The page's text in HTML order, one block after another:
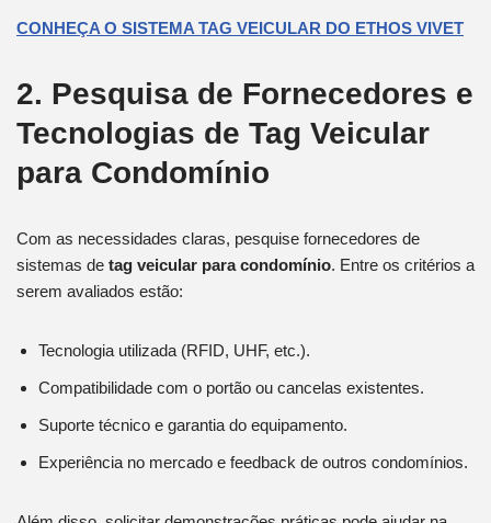
CONHEÇA O SISTEMA TAG VEICULAR DO ETHOS VIVET
2. Pesquisa de Fornecedores e
Tecnologias de Tag Veicular
para Condomínio
Com as necessidades claras, pesquise fornecedores de
sistemas de tag veicular para condomínio. Entre os critérios a
serem avaliados estão:
Tecnologia utilizada (RFID, UHF, etc.).
Compatibilidade com o portão ou cancelas existentes.
Suporte técnico e garantia do equipamento.
Experiência no mercado e feedback de outros condomínios.